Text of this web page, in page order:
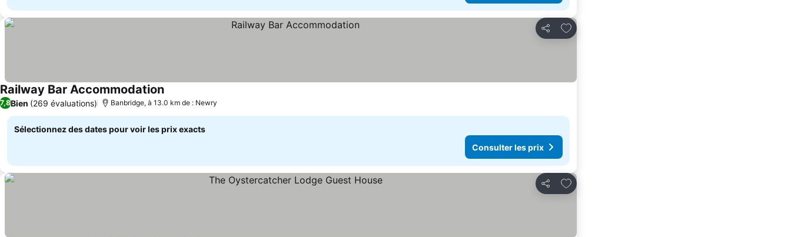
Partager
Ajouter à mes favoris
Railway Bar AccommodationConsulter les prix
7,8Bien (269 évaluations) Banbridge, à 13.0 km de : Newry
Sélectionnez des dates pour voir les prix exacts
Consulter les prix
Partager
Ajouter à mes favoris